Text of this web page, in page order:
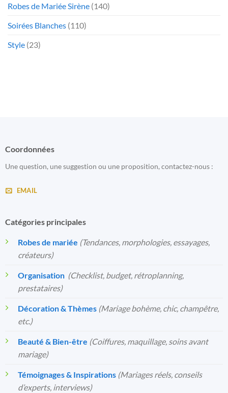
Robes de Mariée Sirène (140)
Soirées Blanches (110)
Style (23)
Coordonnées
Une question, une suggestion ou une proposition, contactez-nous :
EMAIL
Catégories principales
Robes de mariée (Tendances, morphologies, essayages,
créateurs)
Organisation️ (Checklist, budget, rétroplanning,
prestataires)
Décoration & Thèmes (Mariage bohème, chic, champêtre,
etc.)
Beauté & Bien-être (Coiffures, maquillage, soins avant
mariage)
Témoignages & Inspirations (Mariages réels, conseils
d’experts, interviews)